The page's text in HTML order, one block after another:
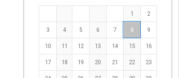
1 2
3 4 5 6 7 8 9
10 11 12 13 14 15 16
17 18 19 20 21 22 23